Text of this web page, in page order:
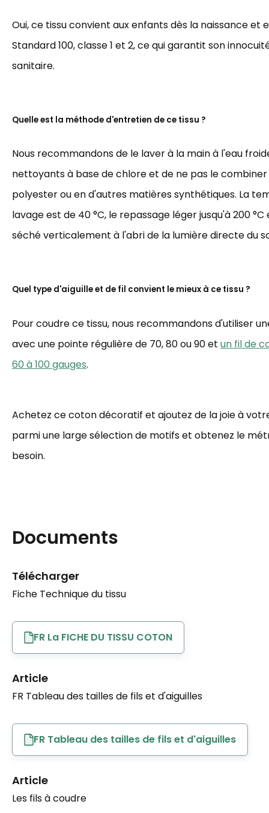
Oui, ce tissu convient aux enfants dès la naissance et
Standard 100, classe 1 et 2, ce qui garantit son
sanitaire.
Quelle est la méthode d'entretien de ce tissu ?
Nous recommandons de le laver à la main à l'eau
nettoyants à base de chlore et de ne pas le
polyester ou en d'autres matières synthétiques. La
lavage est de 40 °C, le repassage léger jusqu'à 200
séché verticalement à l'abri de la lumière directe du
Quel type d'aiguille et de fil convient le mieux à ce tissu ?
Pour coudre ce tissu, nous recommandons d'utiliser
avec une pointe régulière de 70, 80 ou 90 et un fil de
60 à 100 gauges.
Achetez ce coton décoratif et ajoutez de la joie à
parmi une large sélection de motifs et obtenez le
besoin.
Documents
Télécharger
Fiche Technique du tissu
FR La FICHE DU TISSU COTON
Article
FR Tableau des tailles de fils et d'aiguilles
FR Tableau des tailles de fils et d'aiguilles
Article
Les fils à coudre